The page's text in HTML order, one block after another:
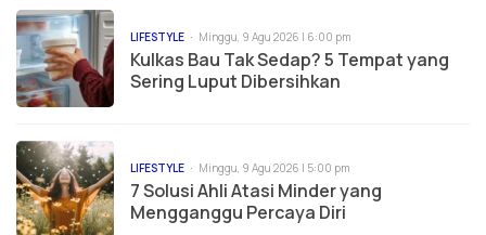
LIFESTYLE Minggu, 9 Agu 2026 | 6:00 pm
Kulkas Bau Tak Sedap? 5 Tempat yang
Sering Luput Dibersihkan
LIFESTYLE Minggu, 9 Agu 2026 | 5:00 pm
7 Solusi Ahli Atasi Minder yang
Mengganggu Percaya Diri